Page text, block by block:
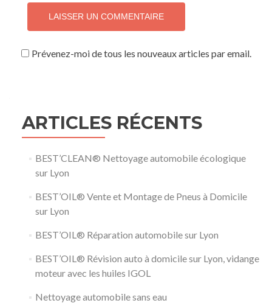
Prévenez-moi de tous les nouveaux articles par email.
ARTICLES RÉCENTS
BEST’CLEAN® Nettoyage automobile écologique
sur Lyon
BEST’OIL® Vente et Montage de Pneus à Domicile
sur Lyon
BEST’OIL® Réparation automobile sur Lyon
BEST’OIL® Révision auto à domicile sur Lyon, vidange
moteur avec les huiles IGOL
Nettoyage automobile sans eau